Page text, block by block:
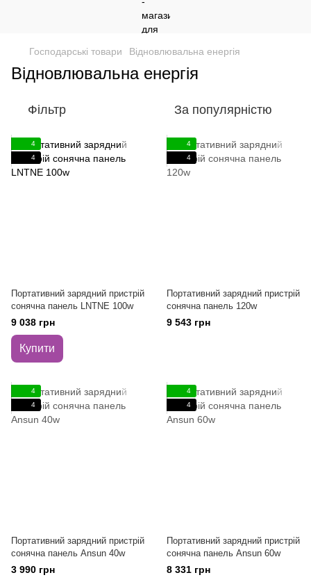
Господарські товари Відновлювальна енергія
Відновлювальна енергія
Фільтр За популярністю
4
4
Портативний зарядний пристрій
сонячна панель LNTNE 100w
9 038 грн
Купити
4
4
Портативний зарядний пристрій
сонячна панель 120w
9 543 грн
4
4
Портативний зарядний пристрій
сонячна панель Ansun 40w
3 990 грн
4
4
Портативний зарядний пристрій
сонячна панель Ansun 60w
8 331 грн